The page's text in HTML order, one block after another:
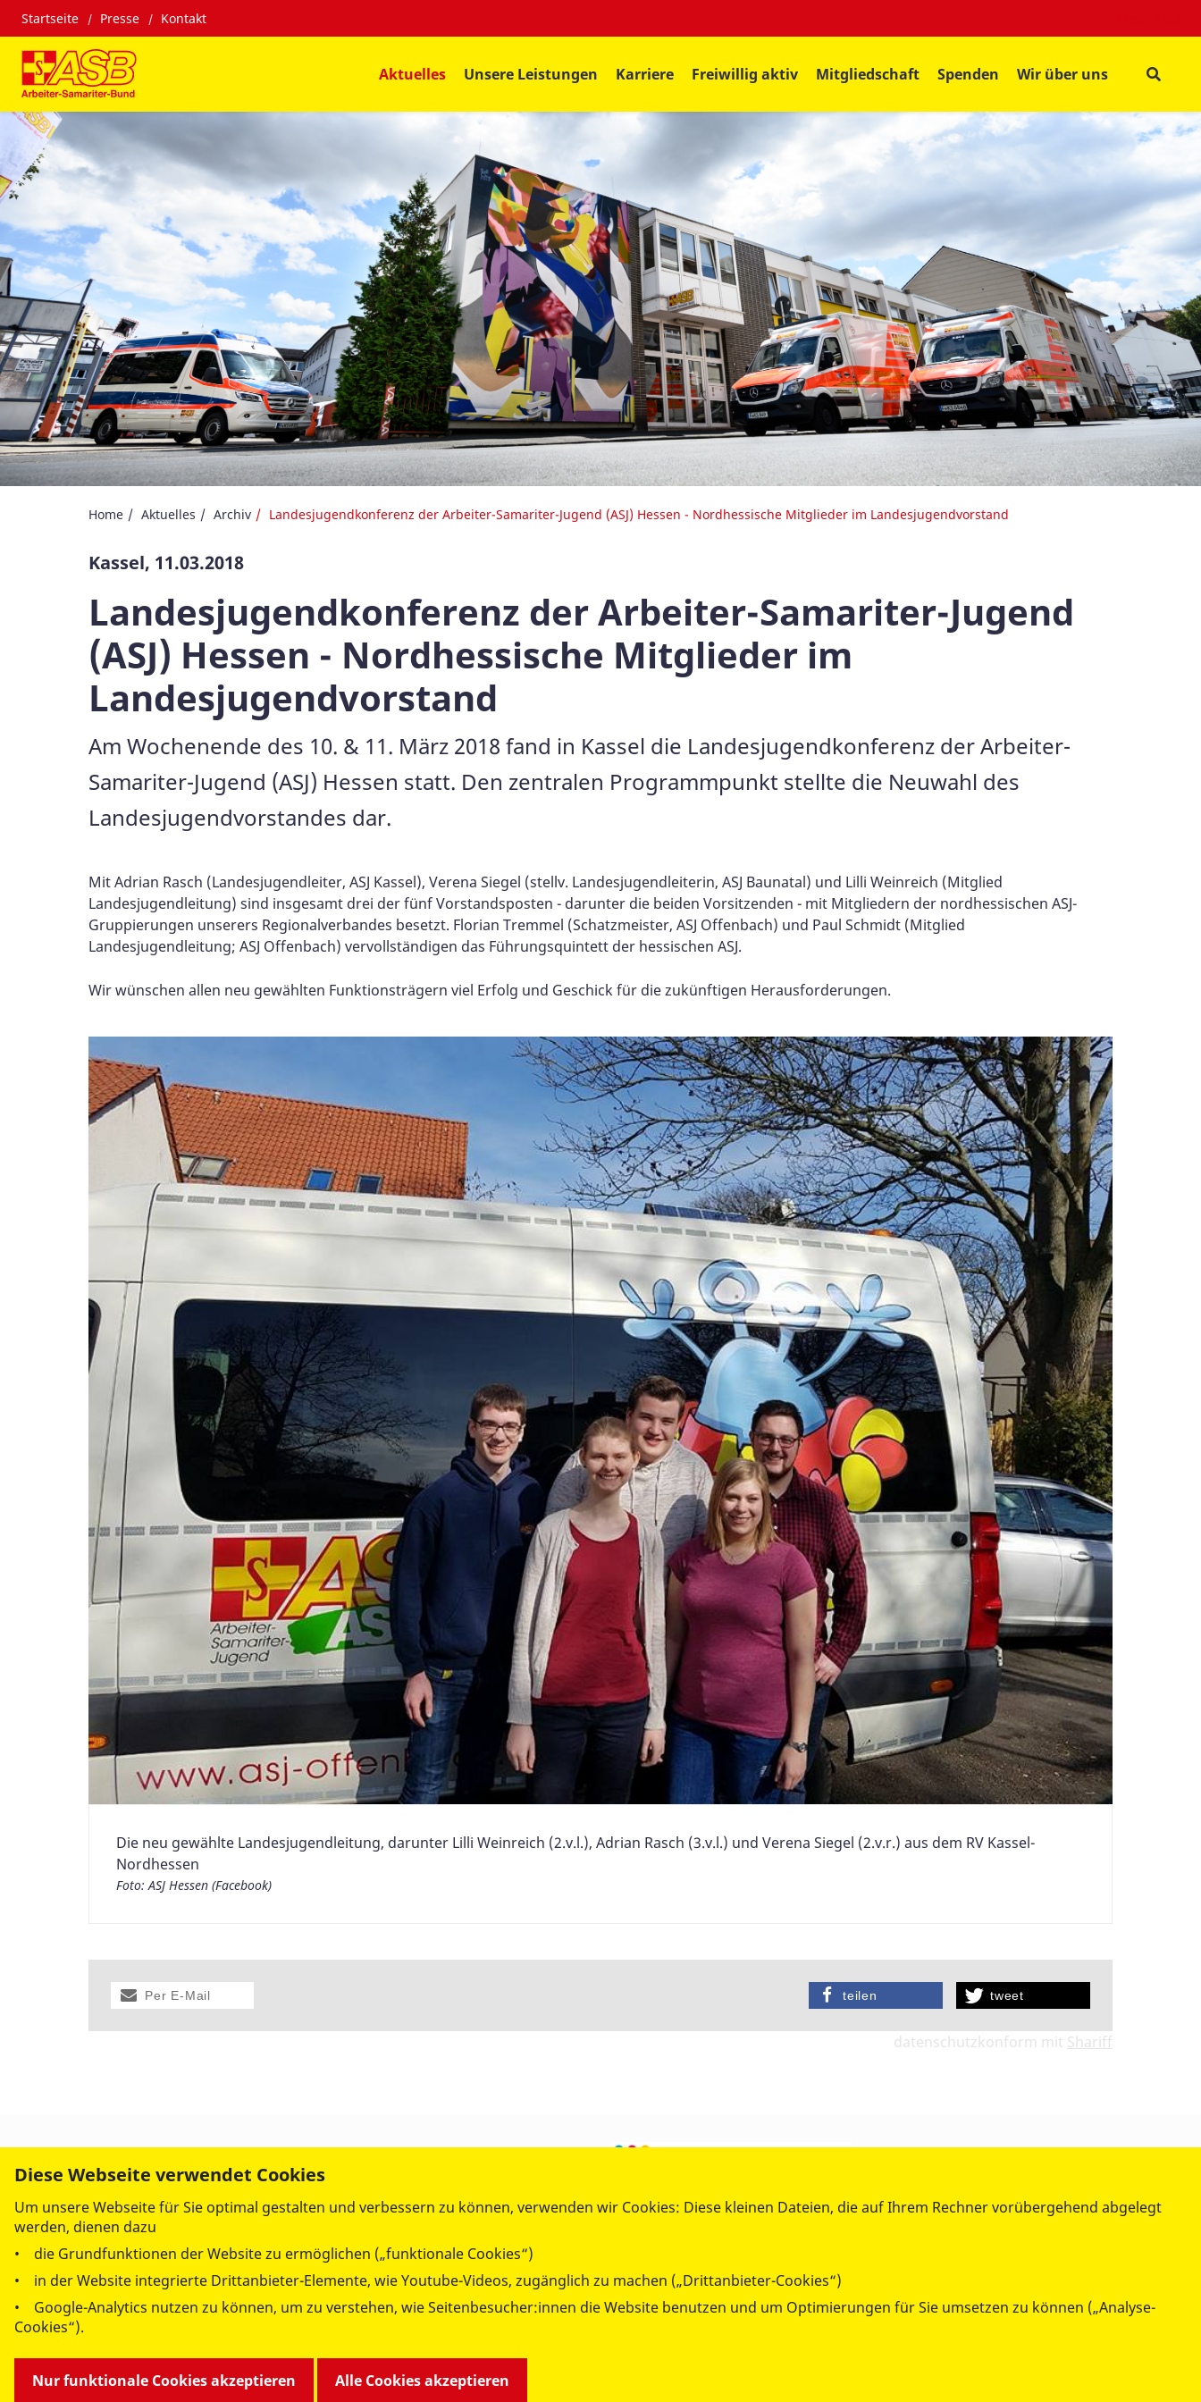
Startseite Presse Kontakt
Aktuelles Unsere Leistungen Karriere Freiwillig aktiv Mitgliedschaft Spenden Wir über uns
Home Aktuelles Archiv Landesjugendkonferenz der Arbeiter-Samariter-Jugend (ASJ) Hessen - Nordhessische Mitglieder im Landesjugendvorstand
Kassel, 11.03.2018
Landesjugendkonferenz der Arbeiter-Samariter-Jugend
(ASJ) Hessen - Nordhessische Mitglieder im
Landesjugendvorstand
Am Wochenende des 10. & 11. März 2018 fand in Kassel die Landesjugendkonferenz der Arbeiter-
Samariter-Jugend (ASJ) Hessen statt. Den zentralen Programmpunkt stellte die Neuwahl des
Landesjugendvorstandes dar.
Mit Adrian Rasch (Landesjugendleiter, ASJ Kassel), Verena Siegel (stellv. Landesjugendleiterin, ASJ Baunatal) und Lilli Weinreich (Mitglied
Landesjugendleitung) sind insgesamt drei der fünf Vorstandsposten - darunter die beiden Vorsitzenden - mit Mitgliedern der nordhessischen ASJ-
Gruppierungen unserers Regionalverbandes besetzt. Florian Tremmel (Schatzmeister, ASJ Offenbach) und Paul Schmidt (Mitglied
Landesjugendleitung; ASJ Offenbach) vervollständigen das Führungsquintett der hessischen ASJ.
Wir wünschen allen neu gewählten Funktionsträgern viel Erfolg und Geschick für die zukünftigen Herausforderungen.
Die neu gewählte Landesjugendleitung, darunter Lilli Weinreich (2.v.l.), Adrian Rasch (3.v.l.) und Verena Siegel (2.v.r.) aus dem RV Kassel-
Nordhessen
Foto: ASJ Hessen (Facebook)
Per E-Mail
tweet
teilen
datenschutzkonform mit Shariff
Impressum
Datenschutz Webex Medizinproduktesicherheit
Diese Webseite verwendet Cookies
Um unsere Webseite für Sie optimal gestalten und verbessern zu können, verwenden wir Cookies: Diese kleinen Dateien, die auf Ihrem Rechner vorübergehend abgelegt
werden, dienen dazu
• die Grundfunktionen der Website zu ermöglichen („funktionale Cookies“)
• in der Website integrierte Drittanbieter-Elemente, wie Youtube-Videos, zugänglich zu machen („Drittanbieter-Cookies“)
• Google-Analytics nutzen zu können, um zu verstehen, wie Seitenbesucher:innen die Website benutzen und um Optimierungen für Sie umsetzen zu können („Analyse-
Cookies“).
Nur funktionale Cookies akzeptieren Alle Cookies akzeptieren